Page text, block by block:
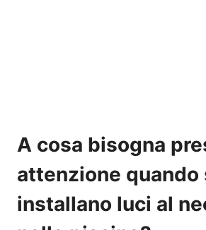
A cosa bisogna
attenzione quando
installano luci al